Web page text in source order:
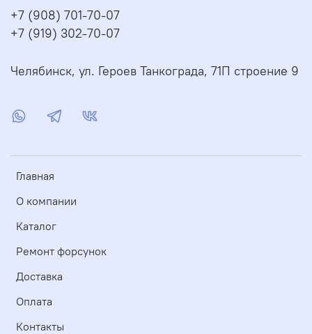
Главная
О компании
Каталог
Ремонт форсунок
Доставка
Оплата
Контакты
+7 (908) 701-70-07
+7 (919) 302-70-07
Челябинск, ул. Героев Танкограда, 71П строение 9